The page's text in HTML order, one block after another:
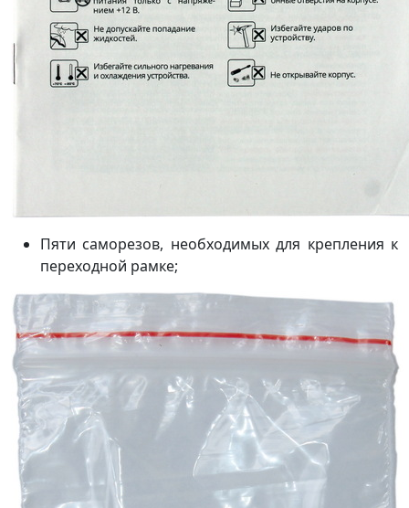
Пяти саморезов, необходимых для крепления к
переходной рамке;